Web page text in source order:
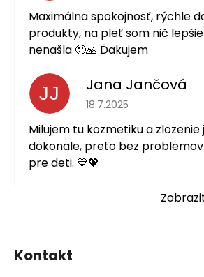
Maximálna spokojnosť, rýchle
produkty, na pleť som nič
nenašla 🙂🙏 Ďakujem
JJ Jana Jančová
Hodnotenie obchodu je
18.7.2025
Milujem tu kozmetiku a zlozenie
dokonale, preto bez
pre deti. 💙💖
Z
Kontakt